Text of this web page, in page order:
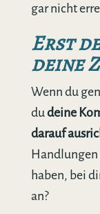
gar nicht
Erst
deine
Wenn du
dudeine
darauf
Handlungen
haben, bei
an?